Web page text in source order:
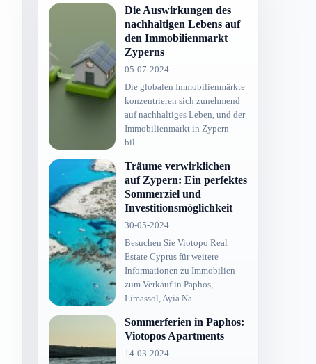
Die Auswirkungen des
nachhaltigen Lebens auf
den Immobilienmarkt
Zyperns
05-07-2024
Die globalen Immobilienmärkte
konzentrieren sich zunehmend
auf nachhaltiges Leben, und der
Immobilienmarkt in Zypern
bil...
Träume verwirklichen
auf Zypern: Ein perfektes
Sommerziel und
Investitionsmöglichkeit
30-05-2024
Besuchen Sie Viotopo Real
Estate Cyprus für weitere
Informationen zu Immobilien
zum Verkauf in Paphos,
Limassol, Ayia Na...
Sommerferien in Paphos:
Viotopos Apartments
14-03-2024